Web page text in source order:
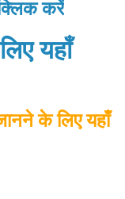
करें
यहाँ
के लिए यहाँ